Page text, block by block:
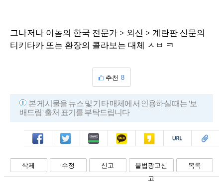
그나저나 이놈의 한국 전문가 > 외신 > 계란판 신문의
티키타카 또는 환장의 콜라보는 대체 ㅅㅂ ㅋ
추천 8
본 게시물을 뉴스 및 기타 매체에서 인용하실 때는 '보
배드림' 출처 표기를 부탁드립니다
페북 트윗 밴드 카톡 카스 복사 스크랩
삭제 수정 신고
불법광고신
고
목록